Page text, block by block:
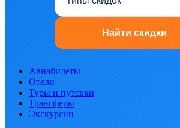
Авиабилеты
Отели
Туры и путевки
Трансферы
Экскурсии